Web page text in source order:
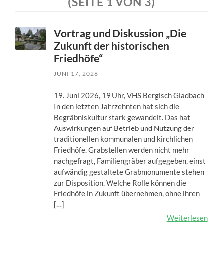
Vortrag und Diskussion „Die
Zukunft der historischen
Friedhöfe“
JUNI 17, 2026
19. Juni 2026, 19 Uhr, VHS Bergisch Gladbach
In den letzten Jahrzehnten hat sich die
Begräbniskultur stark gewandelt. Das hat
Auswirkungen auf Betrieb und Nutzung der
traditionellen kommunalen und kirchlichen
Friedhöfe. Grabstellen werden nicht mehr
nachgefragt, Familiengräber aufgegeben, einst
aufwändig gestaltete Grabmonumente stehen
zur Disposition. Welche Rolle können die
Friedhöfe in Zukunft übernehmen, ohne ihren
[…]
Weiterlesen